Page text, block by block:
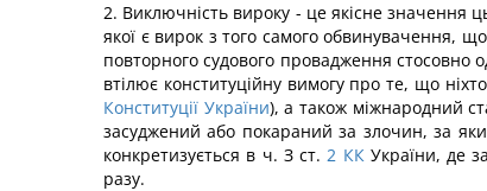
2. Виключність вироку - це якісне значення
якої є вирок з того самого обвинувачення,
повторного судового провадження
втілює конституційну вимогу про те, що
Конституції України), а також міжнародний
засуджений або покараний за злочин, за
конкретизується в ч. З ст. 2 ККУкраїни, де
разу.